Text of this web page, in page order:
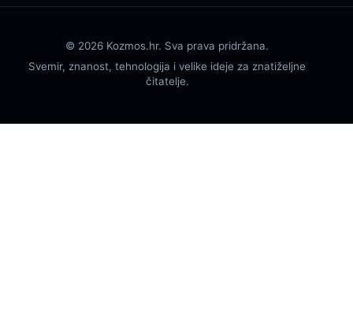
© 2026 Kozmos.hr. Sva prava pridržana.
Svemir, znanost, tehnologija i velike ideje za znatiželjne
čitatelje.